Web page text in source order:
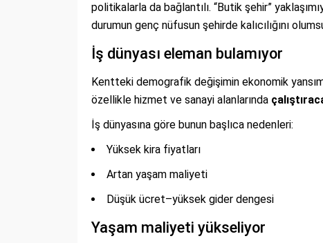
politikalarla da bağlantılı. “Butik şehir”
durumun genç nüfusun şehirde kalıcılığını
İş dünyası eleman bulamıyor
Kentteki demografik değişimin ekonomik
özellikle hizmet ve sanayi alanlarında
İş dünyasına göre bunun başlıca nedenleri:
Yüksek kira fiyatları
Artan yaşam maliyeti
Düşük ücret–yüksek gider dengesi
Yaşam maliyeti yükseliyor